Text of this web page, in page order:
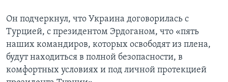
Он подчеркнул, что Украина договорилась с
Турцией, с президентом Эрдоганом, что «пять
наших командиров, которых освободят из плена,
будут находиться в полной безопасности, в
комфортных условиях и под личной протекцией